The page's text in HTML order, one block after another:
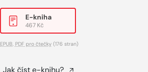
E-kniha
467 Kč
EPUB, PDF pro čtečky(176 stran)